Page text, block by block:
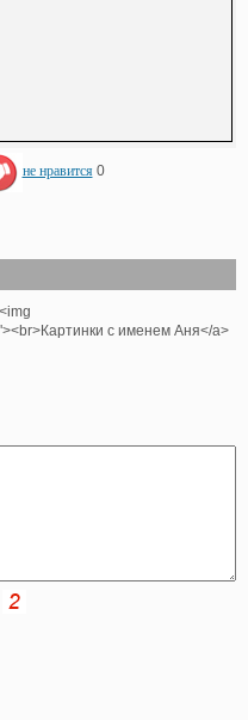
не нравится 0
с именем Аня</a>